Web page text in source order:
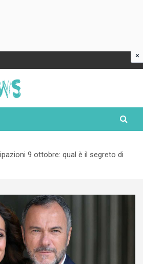
9 ottobre: qual è il segreto di
×